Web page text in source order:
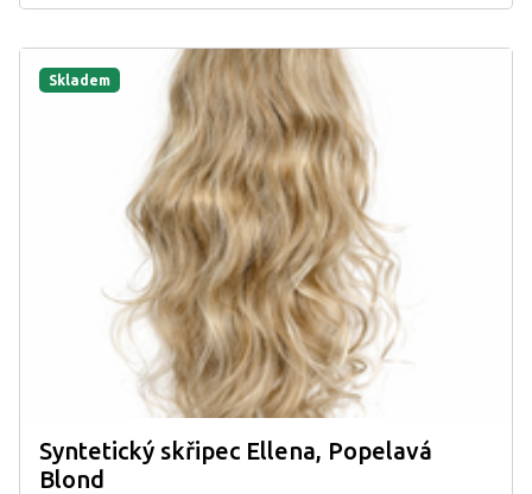
Skladem
Syntetický skřipec Ellena, Popelavá
Blond